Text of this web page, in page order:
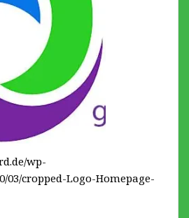
wp-
03/cropped-Logo-Homepage-